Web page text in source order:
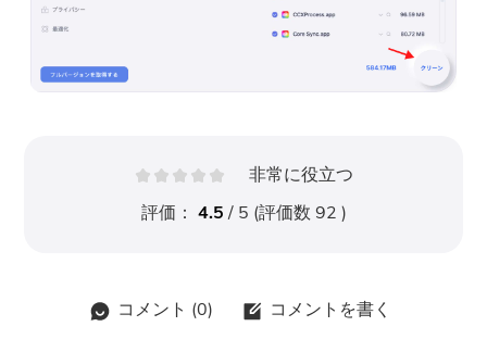
非常に役立つ
評価： 4.5/ 5 (評価数92 )
コメント (0) コメントを書く